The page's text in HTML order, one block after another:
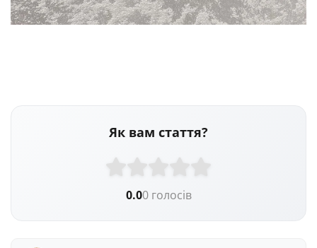
Як вам стаття?
0.00 голосів